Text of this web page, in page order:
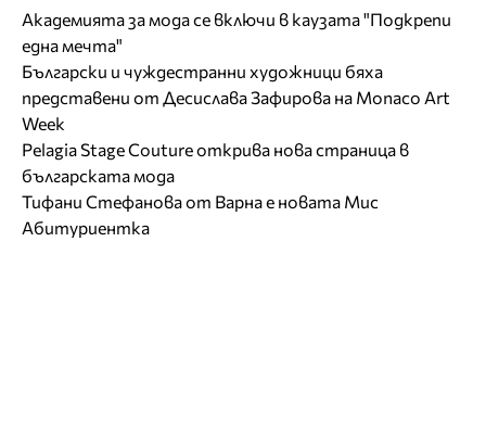
Академията за мода се включи в каузата "Подкрепи
една мечта"
Български и чуждестранни художници бяха
представени от Десислава Зафирова на Monaco Art
Week
Pelagia Stage Couture открива нова страница в
българската мода
Тифани Стефанова от Варна е новата Мис
Абитуриентка